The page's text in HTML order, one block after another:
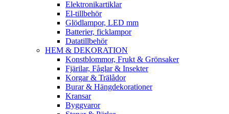
Elektronikartiklar
El-tillbehör
Glödlampor, LED mm
Batterier, ficklampor
Datatillbehör
HEM & DEKORATION
Konstblommor, Frukt & Grönsaker
Fjärilar, Fåglar & Insekter
Korgar & Trälådor
Burar & Hängdekorationer
Kransar
Byggvaror